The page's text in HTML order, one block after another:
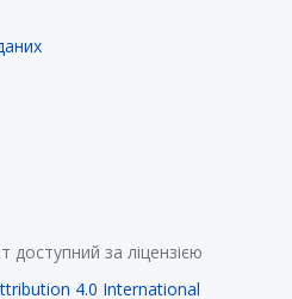
доступний за ліцензією
4.0 International